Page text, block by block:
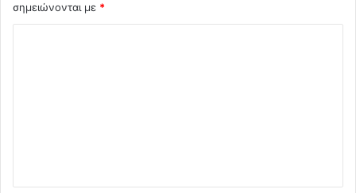
σημειώνονται με *